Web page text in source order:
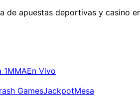
de apuestas deportivas y casino
1MMAEn Vivo
GamesJackpotMesa